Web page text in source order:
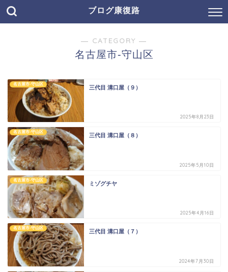
ブログ康復路
― CATEGORY ―
名古屋市-守山区
名古屋市-守山区
三代目 溝口屋（９）
2025年8月23日
名古屋市-守山区
三代目 溝口屋（８）
2025年5月10日
名古屋市-守山区
ミゾグチヤ
2025年4月16日
名古屋市-守山区
三代目 溝口屋（７）
2024年7月30日